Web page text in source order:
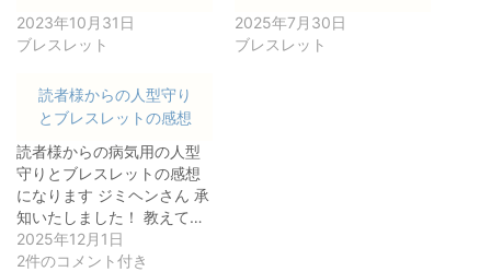
2023年10月31日
ブレスレット
2025年7月30日
ブレスレット
読者様からの人型守り
とブレスレットの感想
読者様からの病気用の人型
守りとブレスレットの感想
になります ジミヘンさん 承
知いたしました！ 教えて…
2025年12月1日
2件のコメント付き